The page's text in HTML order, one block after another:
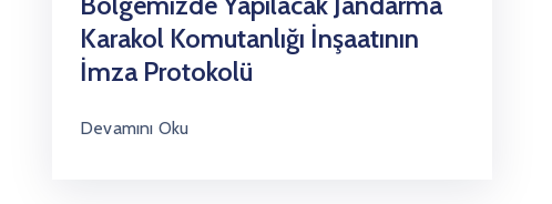
Karakol Komutanlığı İnşaatının
İmza Protokolü
Devamını Oku